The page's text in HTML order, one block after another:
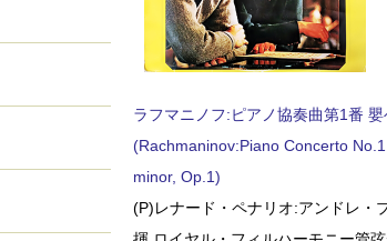
ラフマニノフ:ピアノ協奏曲第1番
(Rachmaninov:Piano Concerto
minor, Op.1)
(P)レナード・ペナリオ:アンドレ・